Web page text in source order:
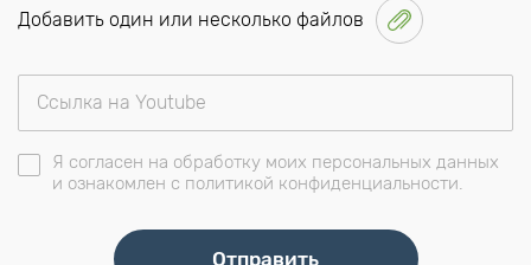
Добавить один или несколько файлов
Я согласен на обработку моих персональных данных
и ознакомлен с политикой конфиденциальности.